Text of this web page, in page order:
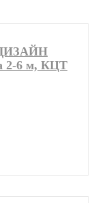
2-6 м, КЦТ